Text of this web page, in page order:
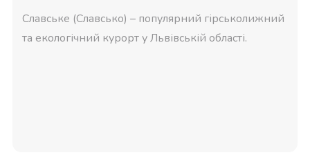
Славське (Славсько) – популярний гірськолижний
та екологічний курорт у Львівській області.